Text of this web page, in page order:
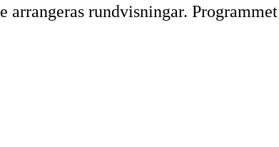
rundvisningar.